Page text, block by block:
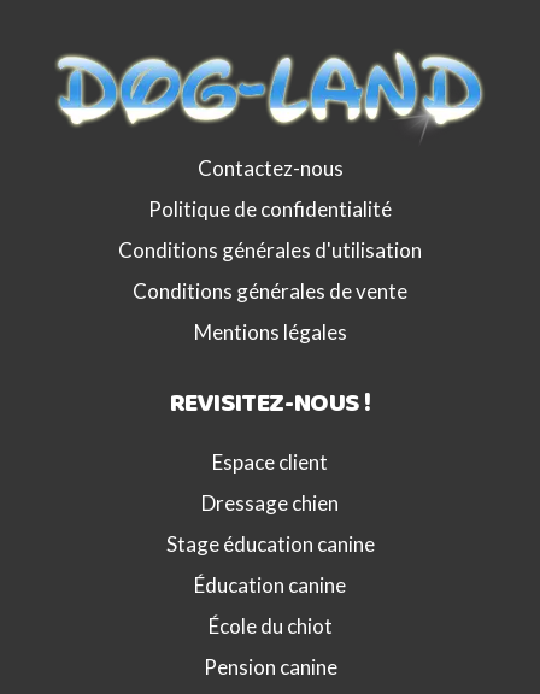
Contactez-nous
Politique de confidentialité
Conditions générales d'utilisation
Conditions générales de vente
Mentions légales
REVISITEZ-NOUS !
Espace client
Dressage chien
Stage éducation canine
Éducation canine
École du chiot
Pension canine